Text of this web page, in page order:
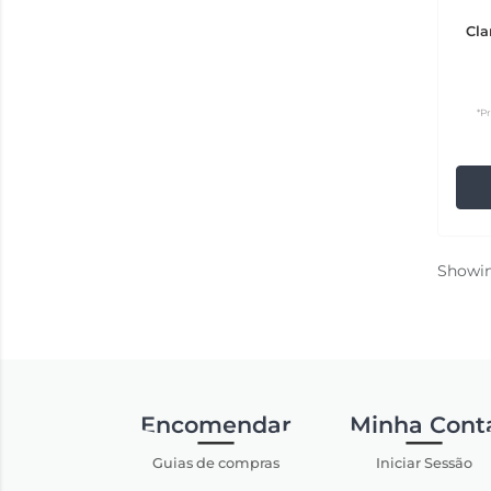
Encomendar
Guias de compras
Minha
Iniciar Sessão